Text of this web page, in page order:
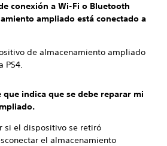
conexión a Wi-Fi o Bluetooth
ampliado está conectado a
de almacenamiento ampliado
PS4.
que indica que se debe reparar mi
si el dispositivo se retiró
el almacenamiento